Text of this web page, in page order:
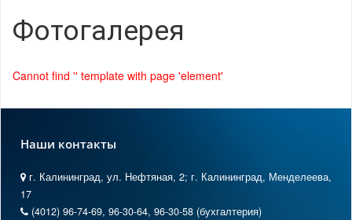
Фотогалерея
Cannot find '' template with page 'element'
Наши контакты
г. Калининград, ул. Нефтяная, 2; г. Калининград, Менделеева,
17
(4012) 96-74-69, 96-30-64, 96-30-58 (бухгалтерия)